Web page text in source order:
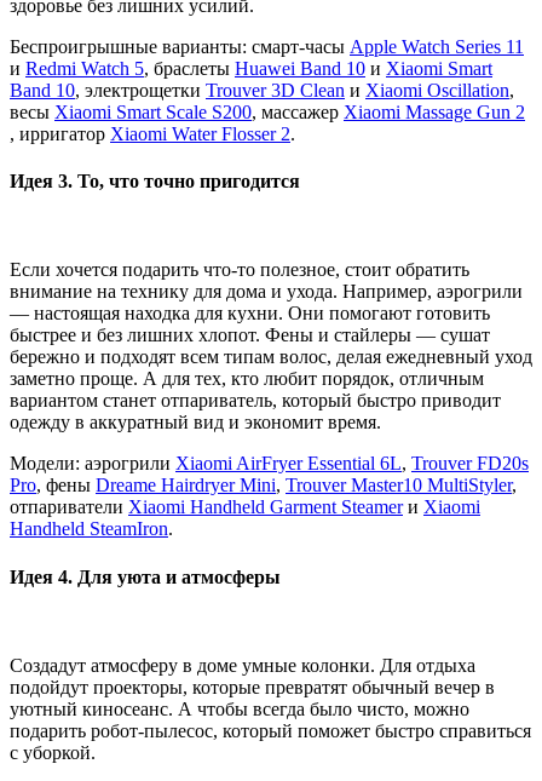
здоровье без лишних усилий.
Беспроигрышные варианты: смарт-часы Apple Watch Series 11
и Redmi Watch 5, браслеты Huawei Band 10 и Xiaomi Smart
Band 10, электрощетки Trouver 3D Clean и Xiaomi Oscillation,
весы Xiaomi Smart Scale S200, массажер Xiaomi Massage Gun 2
, ирригатор Xiaomi Water Flosser 2.
Идея 3. То, что точно пригодится
Если хочется подарить что-то полезное, стоит обратить
внимание на технику для дома и ухода. Например, аэрогрили
— настоящая находка для кухни. Они помогают готовить
быстрее и без лишних хлопот. Фены и стайлеры — сушат
бережно и подходят всем типам волос, делая ежедневный уход
заметно проще. А для тех, кто любит порядок, отличным
вариантом станет отпариватель, который быстро приводит
одежду в аккуратный вид и экономит время.
Модели: аэрогрили Xiaomi AirFryer Essential 6L, Trouver FD20s
Pro, фены Dreame Hairdryer Mini, Trouver Master10 MultiStyler,
отпариватели Xiaomi Handheld Garment Steamerи Xiaomi
Handheld SteamIron.
Идея 4. Для уюта и атмосферы
Создадут атмосферу в доме умные колонки. Для отдыха
подойдут проекторы, которые превратят обычный вечер в
уютный киносеанс. А чтобы всегда было чисто, можно
подарить робот‑пылесос, который поможет быстро справиться
с уборкой.